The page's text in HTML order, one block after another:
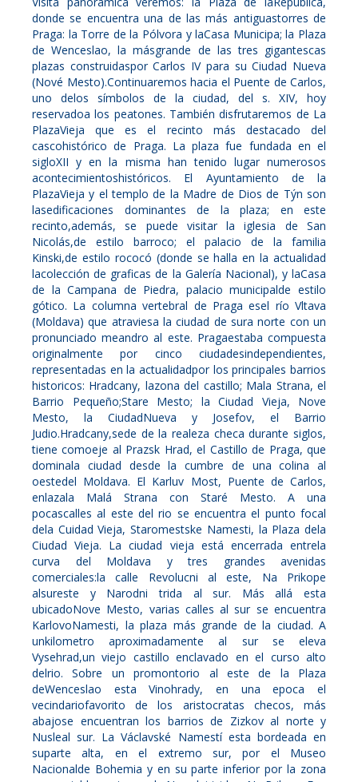
donde se encuentra una de las más antiguastorres de
Praga: la Torre de la Pólvora y laCasa Municipa; la Plaza
de Wenceslao, la másgrande de las tres gigantescas
plazas construidaspor Carlos IV para su Ciudad Nueva
(Nové Mesto).Continuaremos hacia el Puente de Carlos,
uno delos símbolos de la ciudad, del s. XIV, hoy
reservadoa los peatones. También disfrutaremos de La
PlazaVieja que es el recinto más destacado del
cascohistórico de Praga. La plaza fue fundada en el
sigloXII y en la misma han tenido lugar numerosos
acontecimientoshistóricos. El Ayuntamiento de la
PlazaVieja y el templo de la Madre de Dios de Týn son
lasedificaciones dominantes de la plaza; en este
recinto,además, se puede visitar la iglesia de San
Nicolás,de estilo barroco; el palacio de la familia
Kinski,de estilo rococó (donde se halla en la actualidad
lacolección de graficas de la Galería Nacional), y laCasa
de la Campana de Piedra, palacio municipalde estilo
gótico. La columna vertebral de Praga esel río Vltava
(Moldava) que atraviesa la ciudad de sura norte con un
pronunciado meandro al este. Pragaestaba compuesta
originalmente por cinco ciudadesindependientes,
representadas en la actualidadpor los principales barrios
historicos: Hradcany, lazona del castillo; Mala Strana, el
Barrio Pequeño;Stare Mesto; la Ciudad Vieja, Nove
Mesto, la CiudadNueva y Josefov, el Barrio
Judio.Hradcany,sede de la realeza checa durante siglos,
tiene comoeje al Prazsk Hrad, el Castillo de Praga, que
dominala ciudad desde la cumbre de una colina al
oestedel Moldava. El Karluv Most, Puente de Carlos,
enlazala Malá Strana con Staré Mesto. A una
pocascalles al este del rio se encuentra el punto focal
dela Cuidad Vieja, Staromestske Namesti, la Plaza dela
Ciudad Vieja. La ciudad vieja está encerrada entrela
curva del Moldava y tres grandes avenidas
comerciales:la calle Revolucni al este, Na Prikope
alsureste y Narodni trida al sur. Más allá esta
ubicadoNove Mesto, varias calles al sur se encuentra
KarlovoNamesti, la plaza más grande de la ciudad. A
unkilometro aproximadamente al sur se eleva
Vysehrad,un viejo castillo enclavado en el curso alto
delrio. Sobre un promontorio al este de la Plaza
deWenceslao esta Vinohrady, en una epoca el
vecindariofavorito de los aristocratas checos, más
abajose encuentran los barrios de Zizkov al norte y
Nusleal sur. La Václavské Namestí esta bordeada en
suparte alta, en el extremo sur, por el Museo
Nacionalde Bohemia y en su parte inferior por la zona